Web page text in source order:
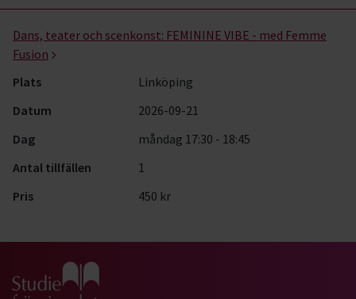
Dans, teater och scenkonst: FEMININE VIBE - med Femme
Fusion
Plats
Linköping
Datum
2026-09-21
Dag
måndag 17:30 - 18:45
Antal tillfällen
1
Pris
450 kr
Gå till studiefrämjandets startsida